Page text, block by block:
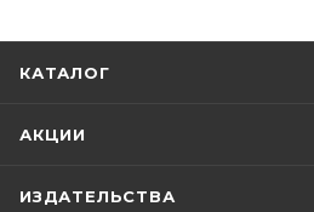
КАТАЛОГ
АКЦИИ
ИЗДАТЕЛЬСТВА